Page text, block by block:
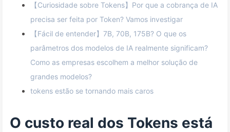
【Curiosidade sobre Tokens】Por que a cobrança de IA
precisa ser feita por Token? Vamos investigar
【Fácil de entender】7B, 70B, 175B? O que os
parâmetros dos modelos de IA realmente significam?
Como as empresas escolhem a melhor solução de
grandes modelos?
tokens estão se tornando mais caros
O custo real dos Tokens está